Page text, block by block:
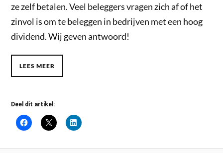
ze zelf betalen. Veel beleggers vragen zich af of het
zinvol is om te beleggen in bedrijven met een hoog
dividend. Wij geven antwoord!
LEES MEER
Deel dit artikel: